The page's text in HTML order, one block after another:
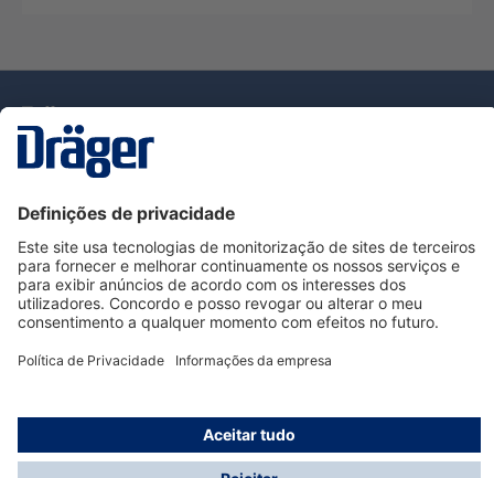
Serviço de Apoio ao Cliente Dräger
Utilização da loja
Informações
© Dräger Portugal, Lda, 2024
* Todos os preços excl. IVA mais